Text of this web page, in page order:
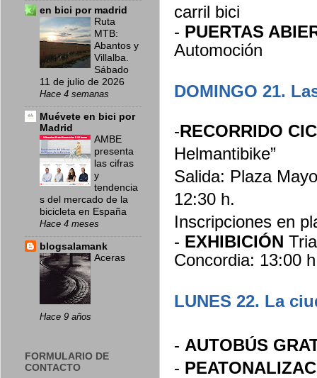
carril bici
- PUERTAS
Automoción
DOMINGO 21.
-RECORRIDO
Helmantibike”
Salida: Plaza
12:30 h.
Inscripciones en
- EXHIBICIÓN
Concordia: 13:00 h
LUNES 22. La
- AUTOBÚS
-
en bici por madrid
Ruta
MTB:
Abantos y
Villalba.
Sábado
11 de julio de 2026
Hace 4 semanas
Muévete en bici por
Madrid
AMBE
presenta
las cifras
y
tendencia
s del mercado de la
bicicleta en España
Hace 4 meses
blogsalamank
Aceras
Hace 9 años
FORMULARIO DE
CONTACTO